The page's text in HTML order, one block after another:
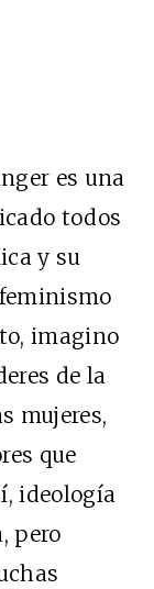
es una
todos
y su
imagino
de la
mujeres,
que
ideología
pero